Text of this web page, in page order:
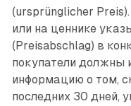
(ursprünglicher
или на ценнике
(Preisabschlag) в
покупатели должны
информацию о том,
последних 30 дней,